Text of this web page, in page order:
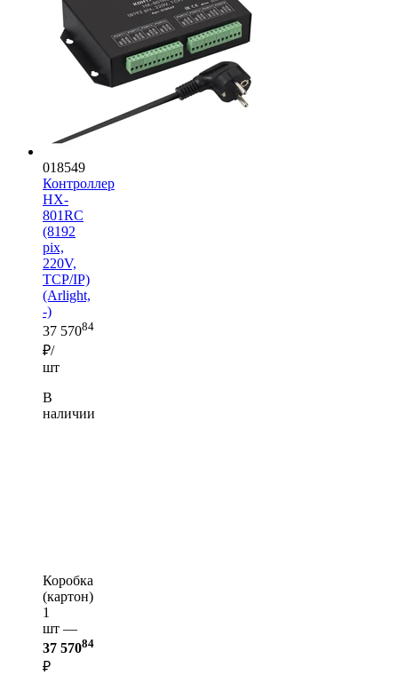
018549
Контроллер
HX-
801RC
(8192
pix,
220V,
TCP/IP)
(Arlight,
-)
37 57084
₽/
шт
В
наличии
Коробка
(картон)
1
шт —
37 57084
₽